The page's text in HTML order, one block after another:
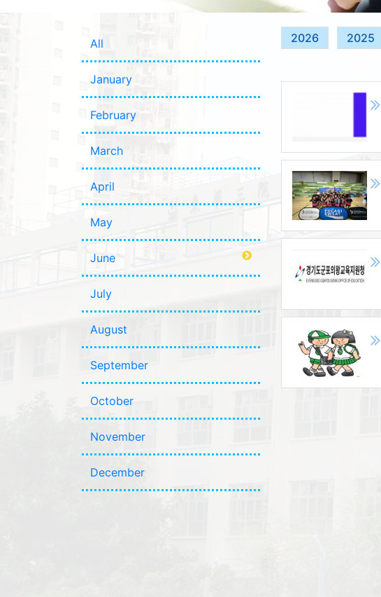
All
January
February
March
April
May
June
July
August
September
October
November
December
2026 2025